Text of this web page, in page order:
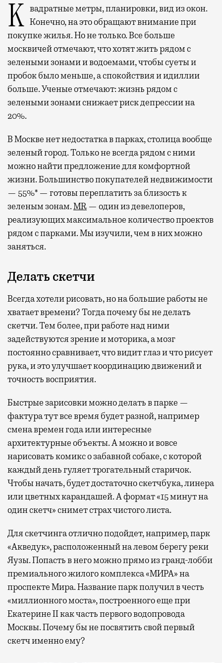
Квадратные метры, планировки, вид из окон. Конечно, на это обращают внимание при
покупке жилья. Но не только. Все больше
москвичей отмечают, что хотят жить рядом с
зелеными зонами и водоемами, чтобы суеты и
пробок было меньше, а спокойствия и идиллии
больше. Ученые отмечают: жизнь рядом с
зелеными зонами снижает риск депрессии на
20%.
В Москве нет недостатка в парках, столица вообще
зеленый город. Только не всегда рядом с ними
можно найти предложение для комфортной
жизни. Большинство покупателей недвижимости
— 55%* — готовы переплатить за близость к
зеленым зонам.MR — один из девелоперов,
реализующих максимальное количество проектов
рядом с парками. Мы изучили, чем в них можно
заняться.
Делать скетчи
Всегда хотели рисовать, но на большие работы не
хватает времени? Тогда почему бы не делать
скетчи. Тем более, при работе над ними
задействуются зрение и моторика, а мозг
постоянно сравнивает, что видит глаз и что рисует
рука, и это улучшает координацию движений и
точность восприятия.
Быстрые зарисовки можно делать в парке —
фактура тут все время будет разной, например
смена времен года или интересные
архитектурные объекты. А можно и вовсе
нарисовать комикс о забавной собаке, с которой
каждый день гуляет трогательный старичок.
Чтобы начать, будет достаточно скетчбука, линера
или цветных карандашей. А формат «15 минут на
один скетч» снимет страх чистого листа.
Для скетчинга отлично подойдет, например, парк
«Акведук», расположенный на левом берегу реки
Яузы. Попасть в него можно прямо из гранд-лобби
премиального жилого комплекса «МИРА» на
проспекте Мира. Название парк получил в честь
«миллионного моста», построенного еще при
Екатерине II как часть первого водопровода
Москвы. Почему бы не посвятить свой первый
скетч именно ему?